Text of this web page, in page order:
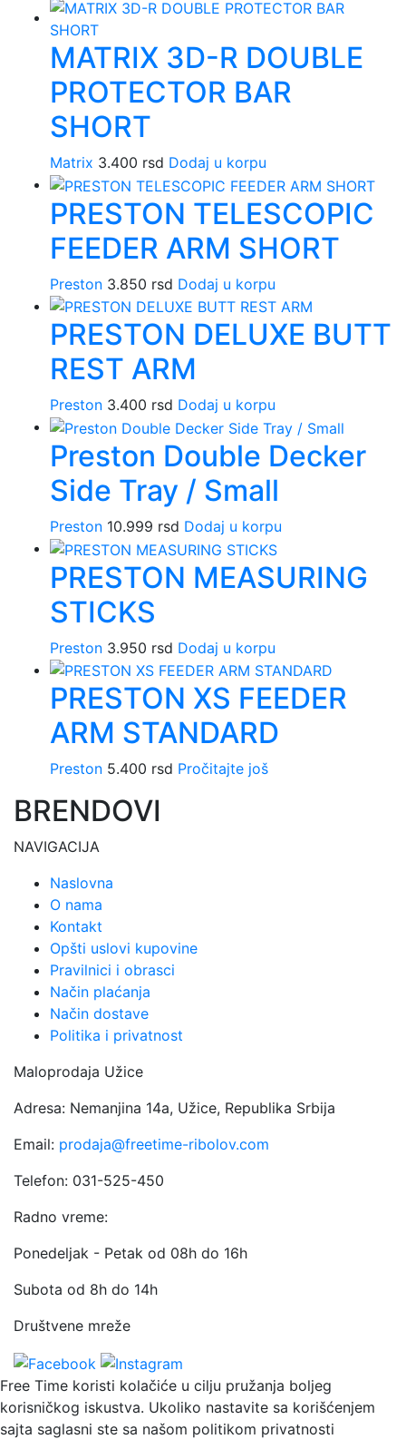
MATRIX 3D-R DOUBLE
PROTECTOR BAR
SHORT
Matrix 3.400 rsd Dodaj u korpu
PRESTON TELESCOPIC
FEEDER ARM SHORT
Preston 3.850 rsd Dodaj u korpu
PRESTON DELUXE BUTT
REST ARM
Preston 3.400 rsd Dodaj u korpu
Preston Double Decker
Side Tray / Small
Preston 10.999 rsd Dodaj u korpu
PRESTON MEASURING
STICKS
Preston 3.950 rsd Dodaj u korpu
PRESTON XS FEEDER
ARM STANDARD
Preston 5.400 rsd Pročitajte još
BRENDOVI
NAVIGACIJA
Naslovna
O nama
Kontakt
Opšti uslovi kupovine
Pravilnici i obrasci
Način plaćanja
Način dostave
Politika i privatnost
Maloprodaja Užice
Adresa: Nemanjina 14a, Užice, Republika Srbija
Email: prodaja@freetime-ribolov.com
Telefon: 031-525-450
Radno vreme:
Ponedeljak - Petak od 08h do 16h
Subota od 8h do 14h
Društvene mreže
Free Time koristi kolačiće u cilju pružanja boljeg
korisničkog iskustva. Ukoliko nastavite sa korišćenjem
sajta saglasni ste sa našom politikom privatnosti